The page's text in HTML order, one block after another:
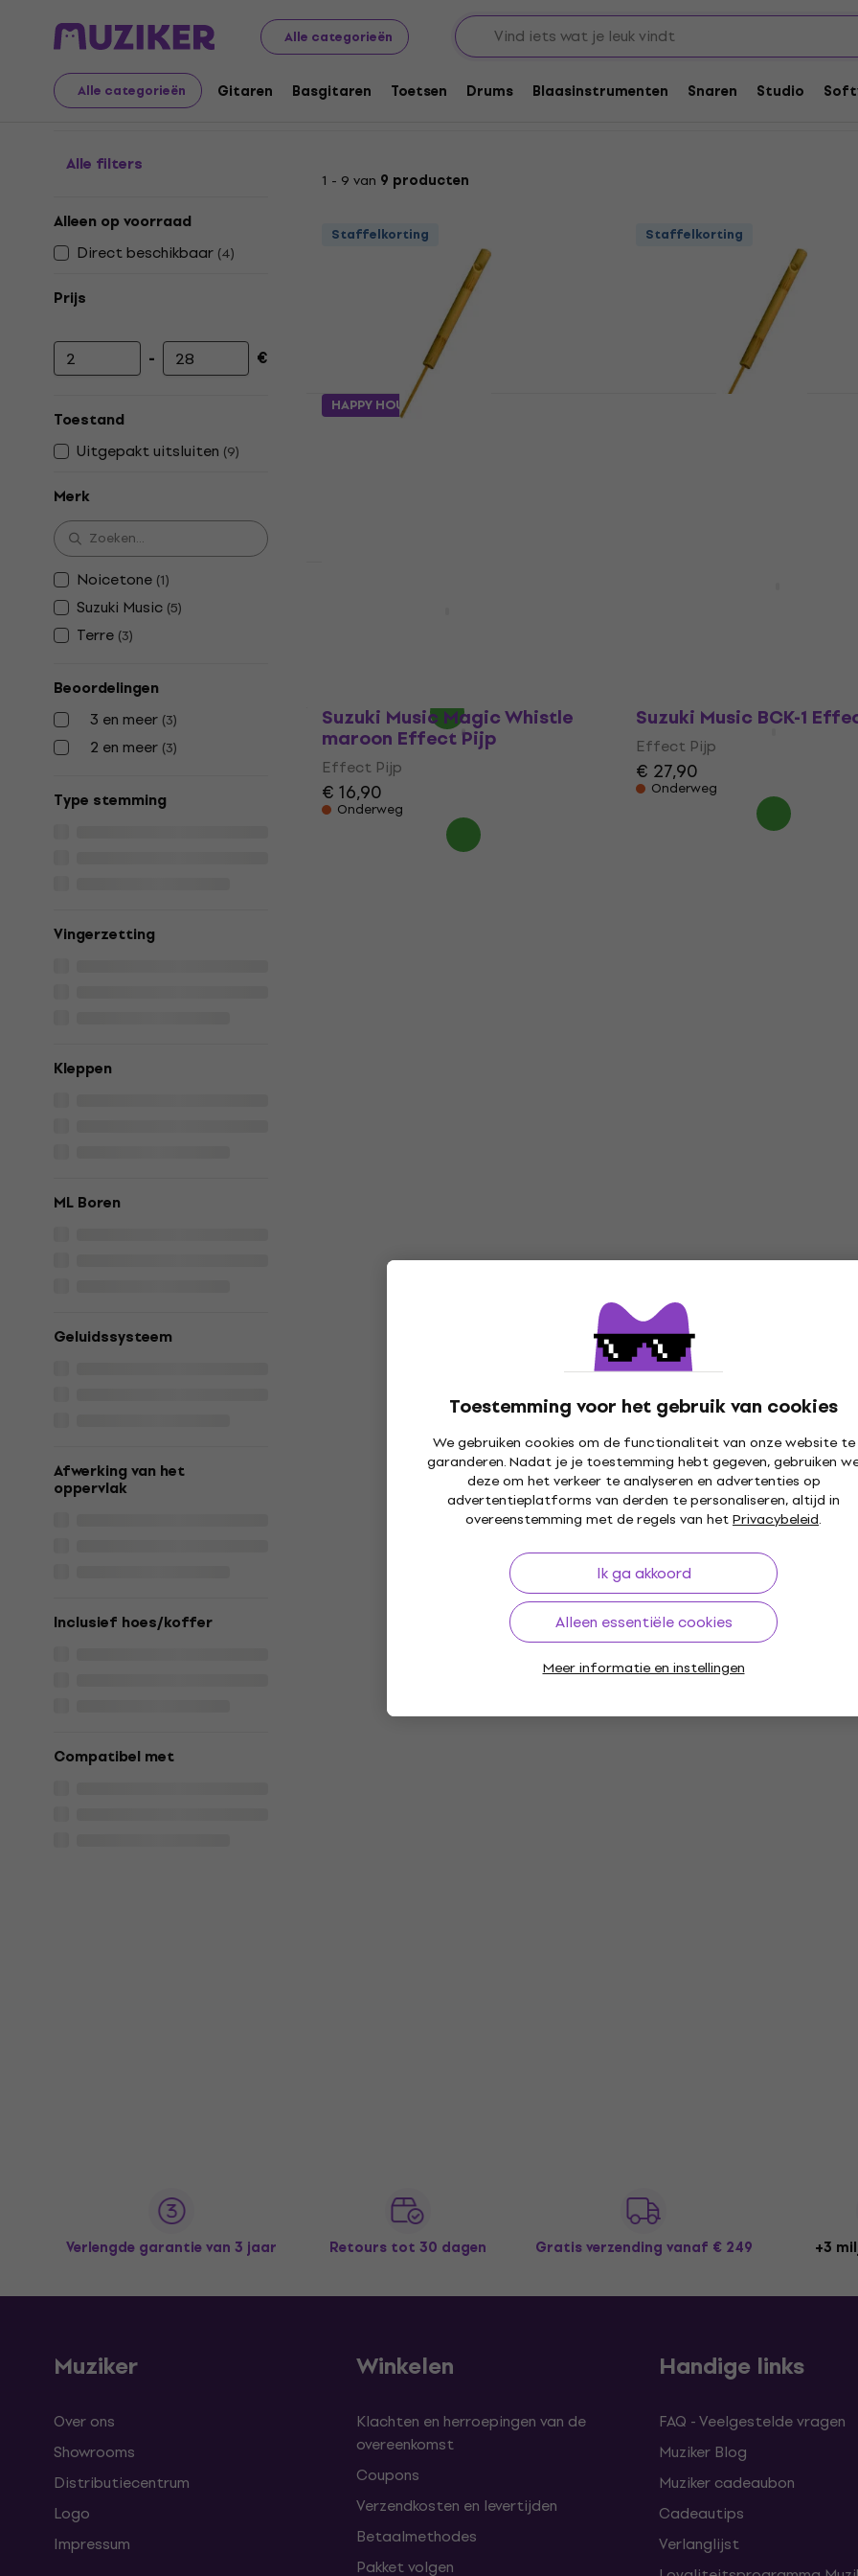
Alle categorieën
Alle categorieën Gitaren Basgitaren Toetsen Drums Blaasinstrumenten Snaren Studio
Toestemming voor het gebruik van cookies
We gebruiken cookies om de functionaliteit van onze website te
garanderen. Nadat je je toestemming hebt gegeven, gebruiken
deze om het verkeer te analyseren en advertenties op
advertentieplatforms van derden te personaliseren, altijd in
overeenstemming met de regels van hetPrivacybeleid.
Ik ga akkoord
Alleen essentiële cookies
Meer informatie en instellingen
Muziekinstrumenten Blaasinstrumenten Effectfluitjes
Effectfluitjes
Alle filters
Alleen op voorraad
Direct beschikbaar (4)
Prijs
Minimumprijs
- Maximumprijs
€
Toestand
Uitgepakt uitsluiten (9)
Merk
Noicetone (1)
Suzuki Music (5)
Terre (3)
Beoordelingen
3 en meer (3)
2 en meer (3)
Type stemming
Vingerzetting
Kleppen
ML Boren
Geluidssysteem
Afwerking van het
oppervlak
Inclusief hoes/koffer
Compatibel met
1 - 9 van 9 producten
Staffelkorting
Terre 38640001 Effect Pijp
Staffelkorting
HAPPY HOUR
Suzuki Music Magic Whistle
maroon Effect Pijp
Effect Pijp
€ 16,90
Onderweg
Suzuki Music BCK-1
Effect Pijp
€ 27,90
Onderweg
Verlengde garantie van 3 jaar Retours tot 30 dagen Gratis verzending vanaf € 249 +3
Muziker
Over ons
Showrooms
Distributiecentrum
Logo
Impressum
Winkelen
Klachten en herroepingen van de
overeenkomst
Coupons
Verzendkosten en levertijden
Betaalmethodes
Pakket volgen
Handige links
FAQ - Veelgestelde vragen
Muziker Blog
Muziker cadeaubon
Cadeautips
Verlanglijst